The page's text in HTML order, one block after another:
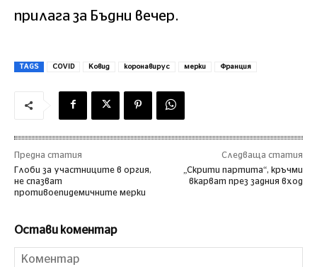
прилага за Бъдни вечер.
TAGS COVID Ковид коронавирус мерки Франция
Предна статия
Глоби за участниците в оргия,
не спазват
противоепидемичните мерки
Следваща статия
„Скрити партита“, кръчми
вкарват през задния вход
Остави коментар